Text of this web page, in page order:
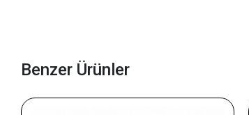
Benzer Ürünler